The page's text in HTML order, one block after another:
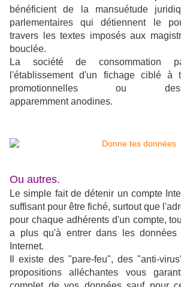
bénéficient de la mansuétude
parlementaires qui détiennent le
travers les textes imposés aux
bouclée.
La société de consommation
l'établissement d'un fichage ciblé à
promotionnelles ou
apparemment anodines.
Ou autres.
Le simple fait de détenir un compte
suffisant pour être fiché, surtout que
pour chaque adhérents d'un compte,
a plus qu'à entrer dans les données
Internet.
Il existe des "pare-feu", des "anti-
propositions alléchantes vous